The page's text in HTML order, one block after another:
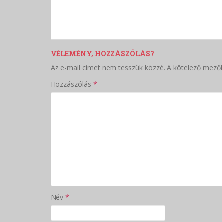
VÉLEMÉNY, HOZZÁSZÓLÁS?
Az e-mail címet nem tesszük közzé. A kötelező
Hozzászólás *
Név *